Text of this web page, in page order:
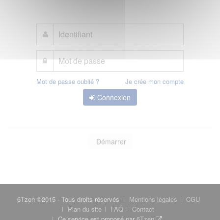
Mot de passe oublié ? Je crée mon compte
Connexion
Démarrer
6Tzen ©2015 - Tous droits réservés Mentions légales
CGU
Plan du site
FAQ
Contact